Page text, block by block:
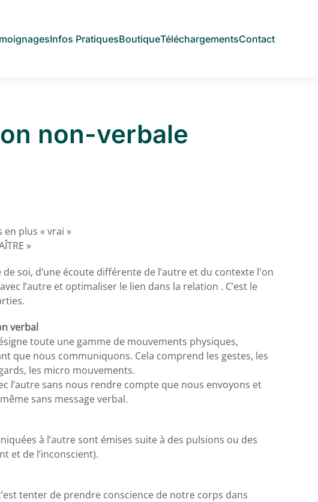
Infos PratiquesBoutiqueTéléchargementsContact
non-verbale
en plus « vrai »
»
soi, d’une écoute différente de l’autre et du contexte l'on
l’autre et optimaliser le lien dans la relation . C’est le
verbal
toute une gamme de mouvements physiques,
que nous communiquons. Cela comprend les gestes, les
les micro mouvements.
l’autre sans nous rendre compte que nous envoyons et
sans message verbal.
à l’autre sont émises suite à des pulsions ou des
et de l’inconscient).
tenter de prendre conscience de notre corps dans